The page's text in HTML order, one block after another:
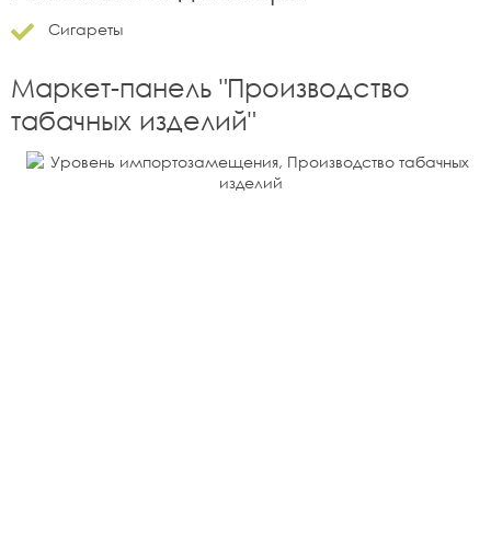
Сигареты
Маркет-панель "Производство
табачных изделий"